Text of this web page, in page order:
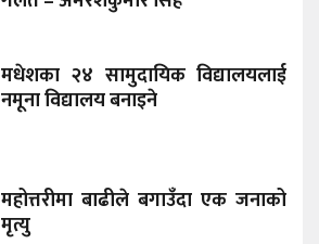
मधेशका २४ सामुदायिक विद्यालयलाई
नमूना विद्यालय बनाइने
महोत्तरीमा बाढीले बगाउँदा एक जनाको
मृत्यु